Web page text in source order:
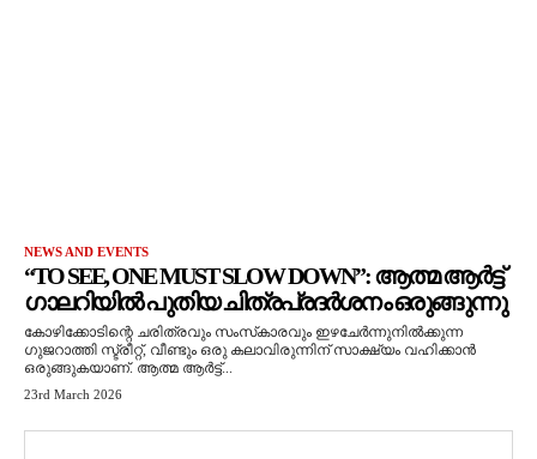
NEWS AND EVENTS
“TO SEE, ONE MUST SLOW DOWN”: ആത്മ ആർട്ട്
ഗാലറിയിൽ പുതിയ ചിത്രപ്രദർശനം ഒരുങ്ങുന്നു
കോഴിക്കോടിന്റെ ചരിത്രവും സംസ്‌കാരവും ഇഴചേർന്നുനിൽക്കുന്ന
ഗുജറാത്തി സ്ട്രീറ്റ്, വീണ്ടും ഒരു കലാവിരുന്നിന് സാക്ഷ്യം വഹിക്കാൻ
ഒരുങ്ങുകയാണ്. ആത്മ ആർട്ട്...
23rd March 2026